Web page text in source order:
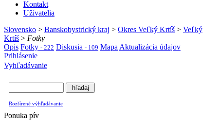
Kontakt
Užívatelia
Slovensko > Banskobystrický kraj > Okres Veľký Krtíš > Veľký
Krtíš > Fotky
Opis Fotky - 222 Diskusia - 109 Mapa Aktualizácia údajov
Prihlásenie
Vyhľadávanie
Rozšírené výhľadávanie
Ponuka pív